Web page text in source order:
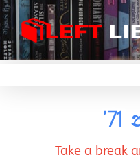
Take a break